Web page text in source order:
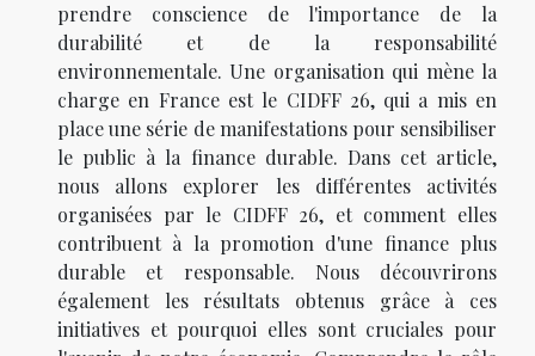
prendre conscience de l'importance de la
durabilité et de la responsabilité
environnementale. Une organisation qui mène la
charge en France est le CIDFF 26, qui a mis en
place une série de manifestations pour sensibiliser
le public à la finance durable. Dans cet article,
nous allons explorer les différentes activités
organisées par le CIDFF 26, et comment elles
contribuent à la promotion d'une finance plus
durable et responsable. Nous découvrirons
également les résultats obtenus grâce à ces
initiatives et pourquoi elles sont cruciales pour